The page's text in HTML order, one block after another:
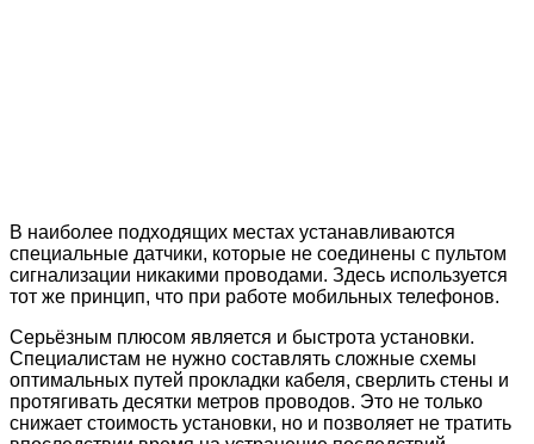
В наиболее подходящих местах устанавливаются
специальные датчики, которые не соединены с пультом
сигнализации никакими проводами. Здесь используется
тот же принцип, что при работе мобильных телефонов.
Серьёзным плюсом является и быстрота установки.
Специалистам не нужно составлять сложные схемы
оптимальных путей прокладки кабеля, сверлить стены и
протягивать десятки метров проводов. Это не только
снижает стоимость установки, но и позволяет не тратить